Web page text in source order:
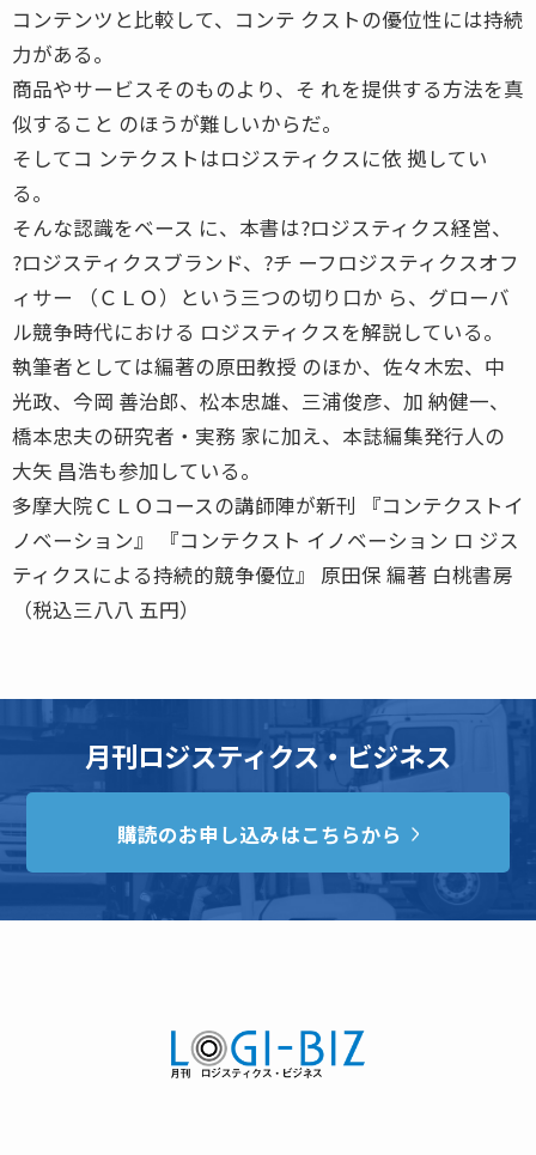
コンテンツと比較して、コンテ クストの優位性には持続
力がある。
商品やサービスそのものより、そ れを提供する方法を真
似すること のほうが難しいからだ。
そしてコ ンテクストはロジスティクスに依 拠してい
る。
そんな認識をベース に、本書は?ロジスティクス経営、
?ロジスティクスブランド、?チ ーフロジスティクスオフ
ィサー （ＣＬＯ）という三つの切り口か ら、グローバ
ル競争時代における ロジスティクスを解説している。
執筆者としては編著の原田教授 のほか、佐々木宏、中
光政、今岡 善治郎、松本忠雄、三浦俊彦、加 納健一、
橋本忠夫の研究者・実務 家に加え、本誌編集発行人の
大矢 昌浩も参加している。
多摩大院ＣＬＯコースの講師陣が新刊 『コンテクストイ
ノベーション』 『コンテクスト イノベーション ロ ジス
ティクスによる持続的競争優位』 原田保 編著 白桃書房
（税込三八八 五円）
月刊ロジスティクス・ビジネス
購読のお申し込みはこちらから